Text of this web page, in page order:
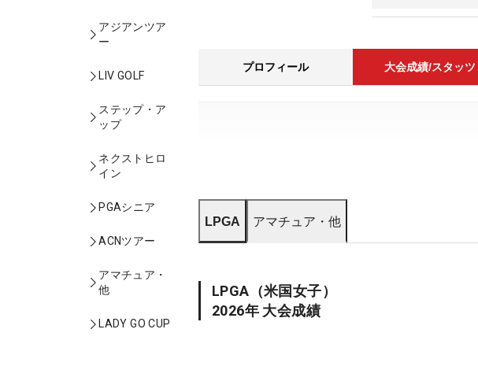
アジアンツア
ー
LIV GOLF
ステップ・ア
ップ
ネクストヒロ
イン
PGAシニア
ACNツアー
アマチュア・
他
LADY GO CUP
プロフィール 大会成績/スタッツ
LPGA アマチュア・他
LPGA （米国女子）
2026年 大会成績